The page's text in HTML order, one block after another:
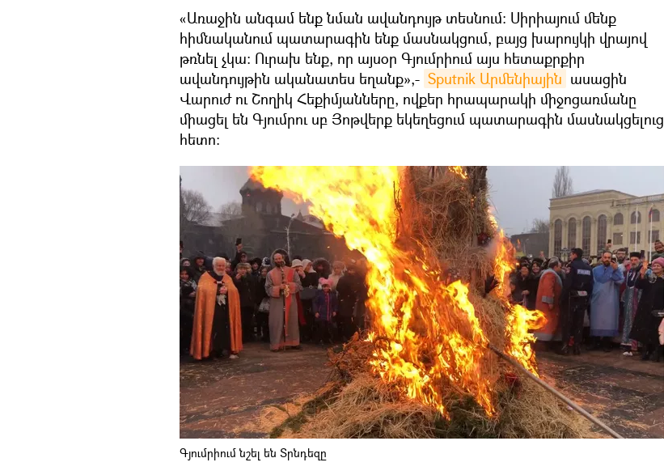
«Առաջին անգամ ենք նման ավանդույթ տեսնում: Սիրիայում մենք
հիմնականում պատարագին ենք մասնակցում, բայց խարույկի վրայով
թռնել չկա: Ուրախ ենք, որ այսօր Գյումրիում այս հետաքրքիր
ավանդույթին ականատես եղանք»,- Sputnik Արմենիային ասացին
Վարուժ ու Շողիկ Հեքիմյանները, ովքեր հրապարակի միջոցառմանը
միացել են Գյումրու սբ Յոթվերք եկեղեցում պատարագին մասնակցելուց
հետո:
Գյումրիում նշել են Տրնդեզը